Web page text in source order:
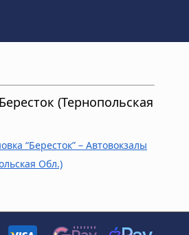
(Тернопольская
“Бересток” – Автовокзалы
Обл.)‎